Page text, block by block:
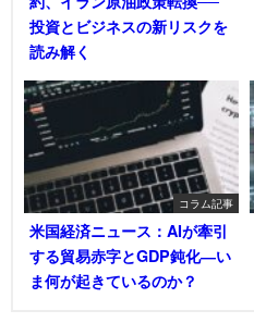
投資とビジネスの新リスクを
読み解く
コラム記事
米国経済ニュース：AIが牽引
する貿易赤字とGDP鈍化―い
ま何が起きているのか？